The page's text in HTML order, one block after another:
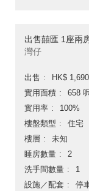
出售囍匯 1座兩
灣仔
出售
HK$
實用面積
658
實用率
100%
樓盤類型
住宅
樓層
未知
睡房數量
2
洗手間數量
1
設施／配套
停